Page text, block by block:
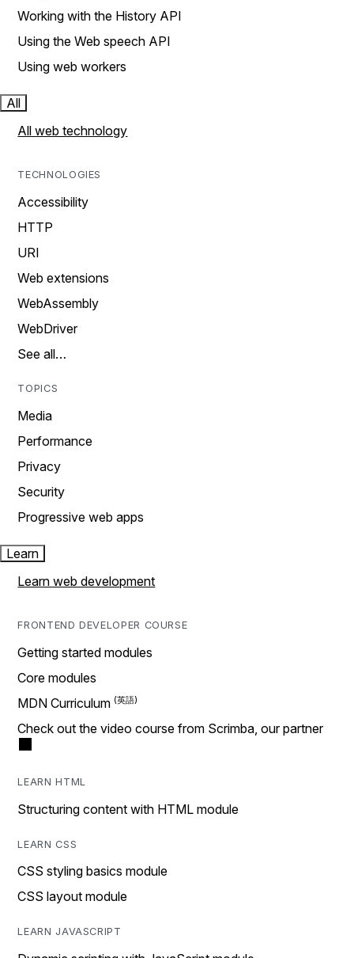
Working with the History API
Using the Web speech API
Using web workers
All
All web technology
TECHNOLOGIES
Accessibility
HTTP
URI
Web extensions
WebAssembly
WebDriver
See all…
TOPICS
Media
Performance
Privacy
Security
Progressive web apps
Learn
Learn web development
FRONTEND DEVELOPER COURSE
Getting started modules
Core modules
MDN Curriculum
Check out the video course from Scrimba, our partner
LEARN HTML
Structuring content with HTML module
LEARN CSS
CSS styling basics module
CSS layout module
LEARN JAVASCRIPT